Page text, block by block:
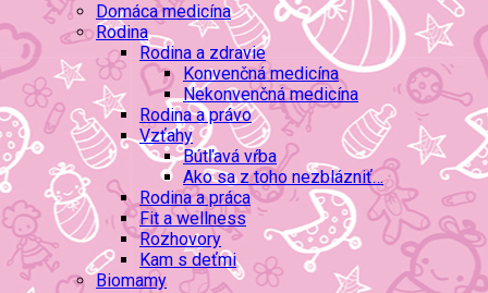
Domáca medicína
Rodina
Rodina a zdravie
Konvenčná medicína
Nekonvenčná medicína
Rodina a právo
Vzťahy
Bútľavá vŕba
Ako sa z toho nezblázniť…
Rodina a práca
Fit a wellness
Rozhovory
Kam s deťmi
Biomamy